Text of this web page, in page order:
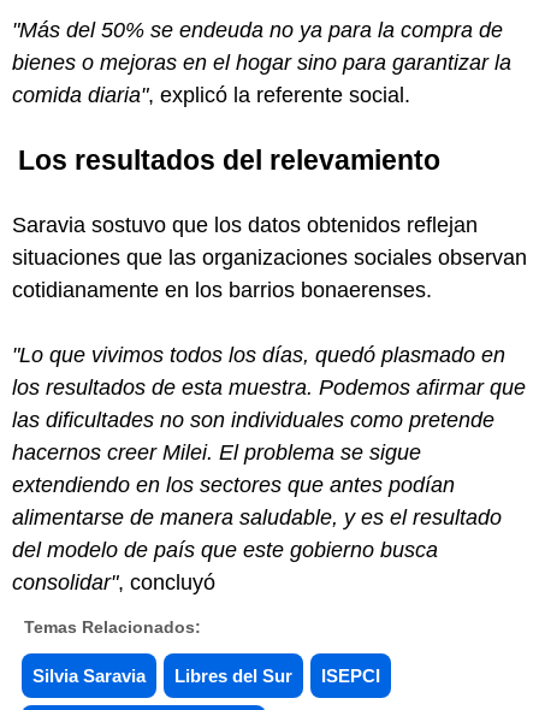
"Más del 50% se endeuda no ya para la compra de
bienes o mejoras en el hogar sino para garantizar la
comida diaria", explicó la referente social.
Los resultados del relevamiento
Saravia sostuvo que los datos obtenidos reflejan
situaciones que las organizaciones sociales observan
cotidianamente en los barrios bonaerenses.
"Lo que vivimos todos los días, quedó plasmado en
los resultados de esta muestra. Podemos afirmar que
las dificultades no son individuales como pretende
hacernos creer Milei. El problema se sigue
extendiendo en los sectores que antes podían
alimentarse de manera saludable, y es el resultado
del modelo de país que este gobierno busca
consolidar", concluyó
Temas Relacionados:
Silvia Saravia Libres del Sur ISEPCI